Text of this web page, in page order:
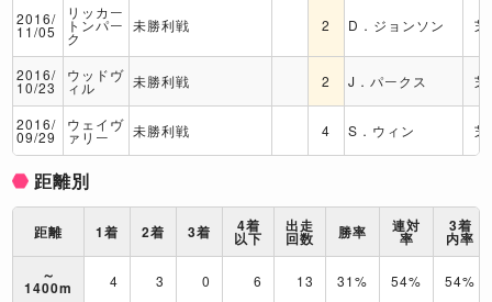
2016/
11/05
リッカー
トンパー
ク
未勝利戦 2 D．ジョンソン 芝
2016/
10/23
ウッドヴ
ィル 未勝利戦 2 J．パークス 芝
2016/
09/29
ウェイヴ
ァリー 未勝利戦 4 S．ウィン 芝
距離別
距離 1着 2着 3着 4着
以下
出走
回数 勝率 連対
率
3着
内率
～
1400m 4 3 0 6 13 31% 54% 54%